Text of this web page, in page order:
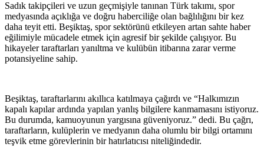
Sadık takipçileri ve uzun geçmişiyle tanınan Türk takımı, spor
medyasında açıklığa ve doğru haberciliğe olan bağlılığını bir kez
daha teyit etti. Beşiktaş, spor sektörünü etkileyen artan sahte haber
eğilimiyle mücadele etmek için agresif bir şekilde çalışıyor. Bu
hikayeler taraftarları yanıltma ve kulübün itibarına zarar verme
potansiyeline sahip.
Beşiktaş, taraftarlarını akıllıca katılmaya çağırdı ve “Halkımızın
kapalı kapılar ardında yapılan yanlış bilgilere kanmamasını istiyoruz.
Bu durumda, kamuoyunun yargısına güveniyoruz.” dedi. Bu çağrı,
taraftarların, kulüplerin ve medyanın daha olumlu bir bilgi ortamını
teşvik etme görevlerinin bir hatırlatıcısı niteliğindedir.